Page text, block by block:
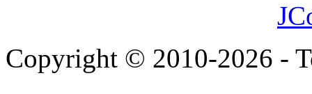
Copyright © 2010-2026 -